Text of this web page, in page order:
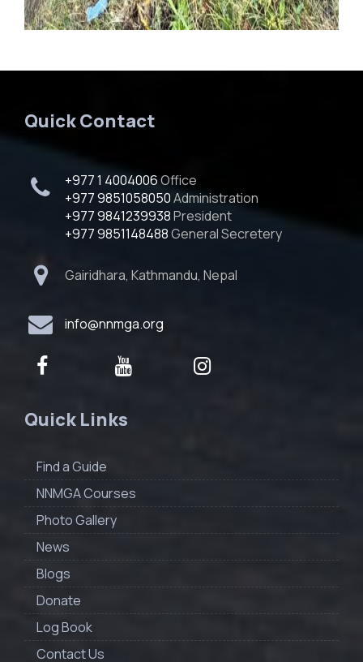
Quick Contact
+977 1 4004006Office
+977 9851058050Administration
+977 9841239938President
+977 9851148488General Secretery
Gairidhara, Kathmandu, Nepal
info@nnmga.org
Quick Links
Find a Guide
NNMGA Courses
Photo Gallery
News
Blogs
Donate
Log Book
Contact Us